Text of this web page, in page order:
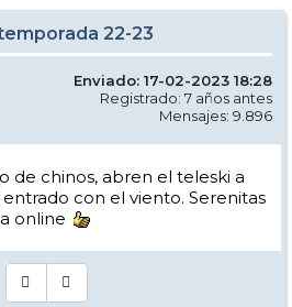
22-23
Enviado: 17-02-2023 18:28
Registrado: 7 años antes
Mensajes: 9.896
de chinos, abren el teleski a
con el viento. Serenitas
online